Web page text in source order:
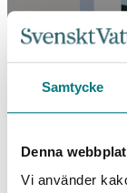
Samtycke
Denna
Vi använder
LÄS MER